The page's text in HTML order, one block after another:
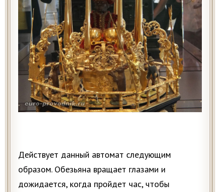
Действует данный автомат следующим
образом. Обезьяна вращает глазами и
дожидается, когда пройдет час, чтобы